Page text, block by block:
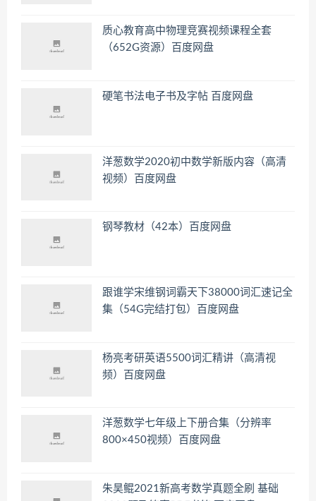
质心教育高中物理竞赛视频课程全套
（652G资源）百度网盘
硬笔书法电子书及字帖 百度网盘
洋葱数学2020初中数学新版内容（高清
视频）百度网盘
钢琴教材（42本）百度网盘
跟谁学宋维钢词霸天下38000词汇速记全
集（54G完结打包）百度网盘
杨亮考研英语5500词汇精讲（高清视
频）百度网盘
洋葱数学七年级上下册合集（分辨率
800×450视频）百度网盘
朱昊鲲2021新高考数学真题全刷 基础